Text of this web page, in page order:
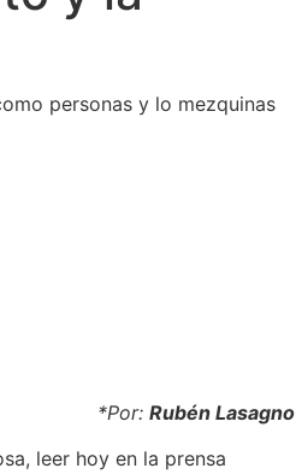
personas y lo mezquinas
*Por: Rubén Lasagno
leer hoy en la prensa